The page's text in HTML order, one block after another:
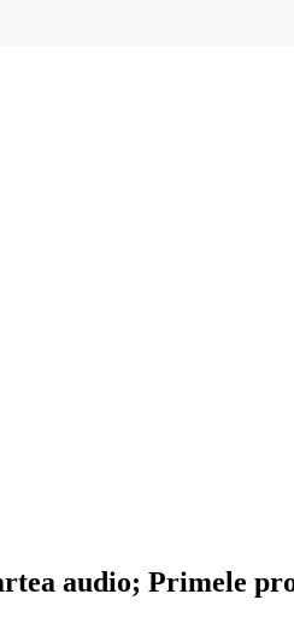
audio; Primele